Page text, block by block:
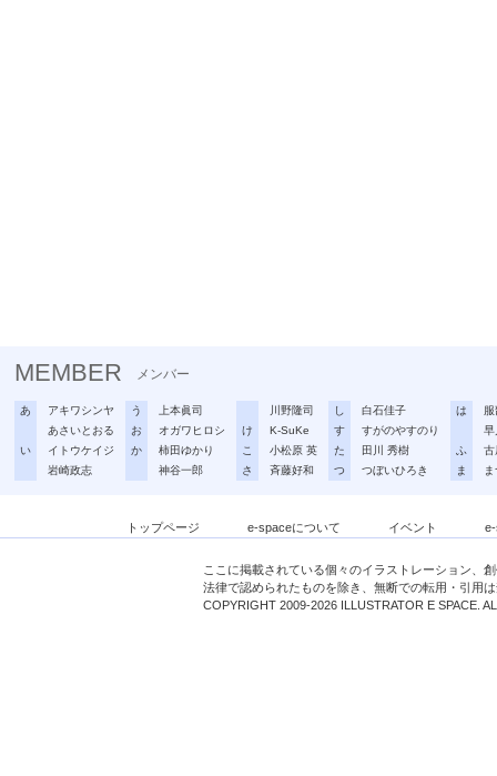
MEMBER メンバー
あ
アキワシンヤ
あさいとおる
い
イトウケイジ
岩崎政志
う
上本眞司
お
オガワヒロシ
か
柿田ゆかり
神谷一郎
川野隆司
け
K-SuKe
こ
小松原 英
さ
斉藤好和
し
白石佳子
す
すがのやすのり
た
田川 秀樹
つ
つぼいひろき
は
早
ふ
古
ま
トップページ e-spaceについて イベント
ここに掲載されている個々のイラストレーション、
法律で認められたものを除き、無断での転用・引用
COPYRIGHT 2009-2026 ILLUSTRATOR E SPACE.